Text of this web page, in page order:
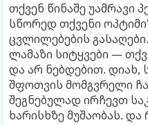
თქვენ წინაშე უამრავი
სწორედ თქვენი
ცვლილებების
ლამაზი სიტყვები —
და არ ნებდებით. დიახ,
შფოთვის მომგვრელი
შეგნებულად ირჩევთ
ხარისხზე მუშაობას.